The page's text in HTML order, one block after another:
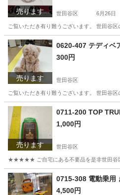
売ります 世田谷区 6月26日
ご覧いただき有り難うございます。 世⽥⾕
東京 世田谷区 リユ
売ります
0620-407 テディベ
300円
世田谷区
ご覧いただき有り難うございます。 世⽥⾕
東京 世田谷区
売ります
0711-200 TOP
1,000円
世田谷区
★★★★★ ご自宅にある不要品を是非世田谷区
東京 世田谷区 カードゲーム ス
0715-308
4,500円